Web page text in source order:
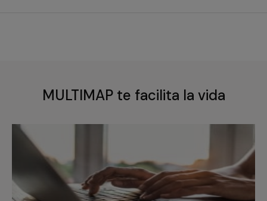
MULTIMAP te facilita la vida